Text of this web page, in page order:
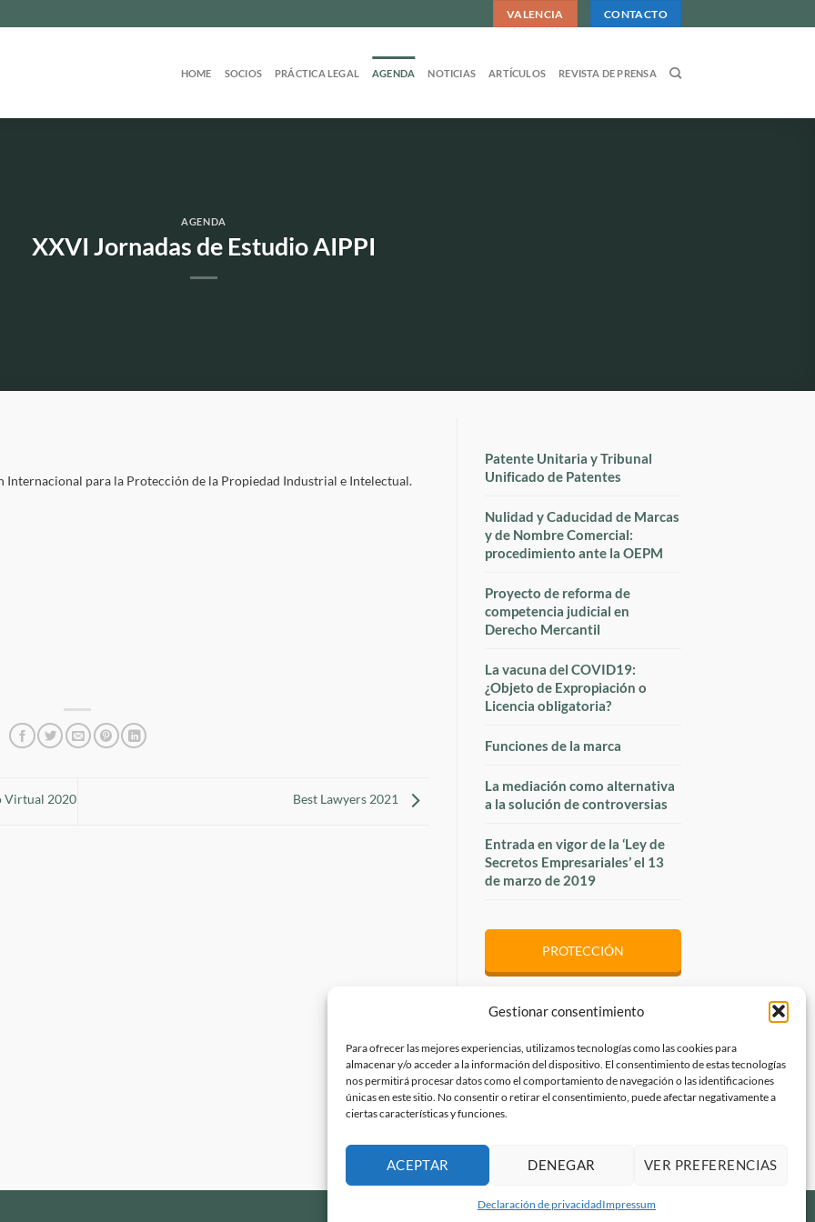
Gestionar consentimiento
Para ofrecer las mejores experiencias, utilizamos tecnologías como las cookies para
almacenar y/o acceder a la información del dispositivo. El consentimiento de estas tecnologías
nos permitirá procesar datos como el comportamiento de navegación o las identificaciones
únicas en este sitio. No consentir o retirar el consentimiento, puede afectar negativamente a
ciertas características y funciones.
ACEPTAR DENEGAR VER PREFERENCIAS
Declaración de privacidadImpressum
VALENCIA CONTACTO
HOME SOCIOS PRÁCTICA LEGAL AGENDA NOTICIAS ARTÍCULOS REVISTA DE PRENSA
AGENDA
XXVI Jornadas de Estudio AIPPI
Internacional para la Protección de la Propiedad Industrial e Intelectual.
Virtual 2020 Best Lawyers 2021
Patente Unitaria y Tribunal
Unificado de Patentes
Nulidad y Caducidad de Marcas
y de Nombre Comercial:
procedimiento ante la OEPM
Proyecto de reforma de
competencia judicial en
Derecho Mercantil
La vacuna del COVID19:
¿Objeto de Expropiación o
Licencia obligatoria?
Funciones de la marca
La mediación como alternativa
a la solución de controversias
Entrada en vigor de la ‘Ley de
Secretos Empresariales’ el 13
de marzo de 2019
PROTECCIÓN
ESCUELA LEGAL
JURADO DEL DISEÑO
Aviso legal